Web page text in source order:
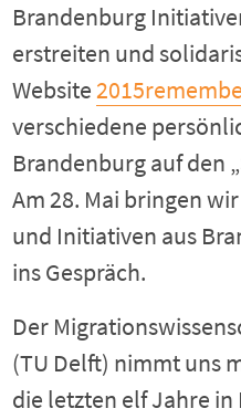
Brandenburg
erstreiten und
Website
verschiedene
Brandenburg auf den
Am 28. Mai bringen
und Initiativen aus
ins Gespräch.
Der
(TU Delft) nimmt uns
die letzten elf Jahre